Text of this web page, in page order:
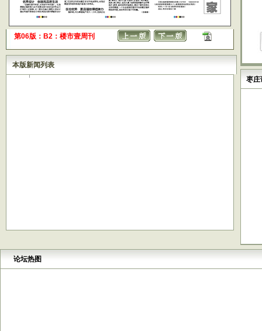
第06版：B2：楼市壹周刊
本版新闻列表
枣庄
论坛热图